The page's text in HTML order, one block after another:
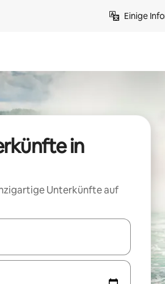
Einige
in
Unterkünfte auf
sind, navigiere mit den